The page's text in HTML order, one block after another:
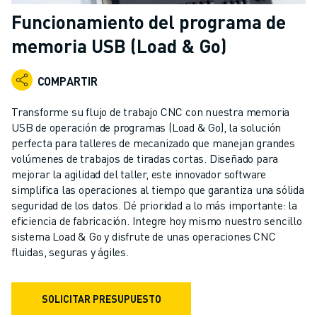
ROBOTS INDUSTRIALES
ROBOTS COLABORATIVOS
GAMA DE ROBOTS
ACCESORIOS PARA ROBOTS
SOFTWARE DE SIMULACIÓN
ROBOTS EDUCATIVOS
AUTOMATIZACIÓN ROBÓTICA
ROBOTS DE SOLDADURA POR ARCO
ROBOTS ARTICULADOS
SERIE ARC MATE
SERIE M-900
ROBOTS DELTA
ROBOTS DE PINTURA
ROBOTS PARA PALETIZADO
Funcionamiento del programa de
memoria USB (Load & Go)
COMPARTIR
Transforme su flujo de trabajo CNC con nuestra memoria
USB de operación de programas (Load & Go), la solución
perfecta para talleres de mecanizado que manejan grandes
volúmenes de trabajos de tiradas cortas. Diseñado para
mejorar la agilidad del taller, este innovador software
simplifica las operaciones al tiempo que garantiza una sólida
seguridad de los datos. Dé prioridad a lo más importante: la
eficiencia de fabricación. Integre hoy mismo nuestro sencillo
sistema Load & Go y disfrute de unas operaciones CNC
fluidas, seguras y ágiles.
SOLICITAR PRESUPUESTO